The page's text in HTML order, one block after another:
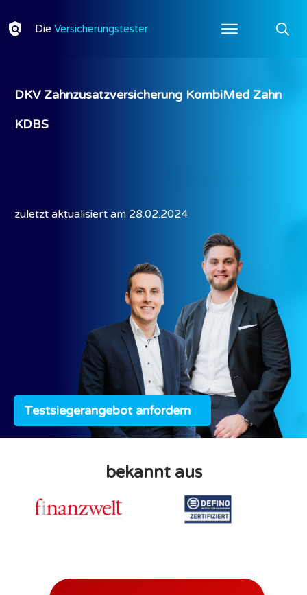
Die Versicherungstester
DKV Zahnzusatzversicherung KombiMed Zahn
KDBS
zuletzt aktualisiert am 28.02.2024
Testsiegerangebot anfordern
bekannt aus